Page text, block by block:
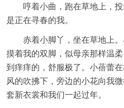
哼着小曲，跑在草地上，
是正在寻春的我。
赤着小脚丫，坐在草地上
摸着我的双脚，似母亲那样温
到痒痒的，舒服极了。小蓓蕾
风的吹拂下，旁边的小花向我
套新衣裳和我们一起过年。